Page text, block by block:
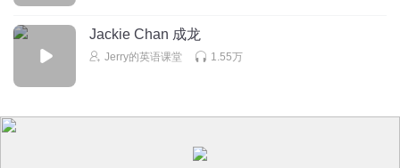
Jackie Chan 成龙
Jerry的英语课堂 1.55万